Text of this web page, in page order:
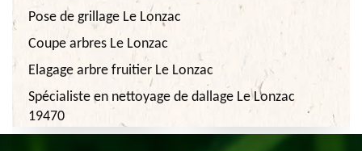
Pose de grillage Le Lonzac
Coupe arbres Le Lonzac
Elagage arbre fruitier Le Lonzac
Spécialiste en nettoyage de dallage Le Lonzac
19470